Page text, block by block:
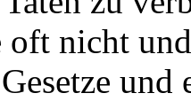
oft nicht
und